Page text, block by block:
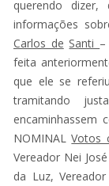
querendo
informações
Carlos de Santi
feita
que ele se
tramitando
encaminhassem
NOMINALVotos
Vereador Nei
da Luz,